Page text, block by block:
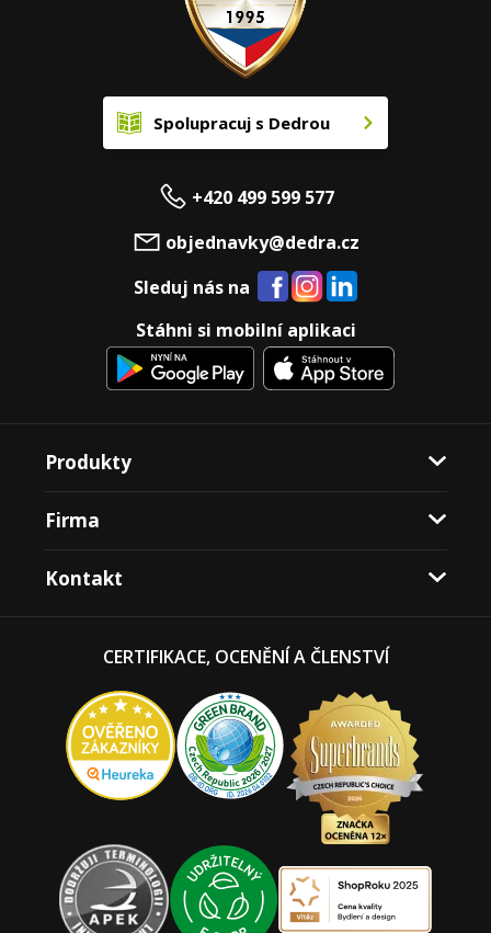
Spolupracuj s Dedrou
+420 499 599 577
objednavky@dedra.cz
Sleduj nás na
Stáhni si mobilní aplikaci
Produkty
Firma
Kontakt
CERTIFIKACE, OCENĚNÍ A ČLENSTVÍ